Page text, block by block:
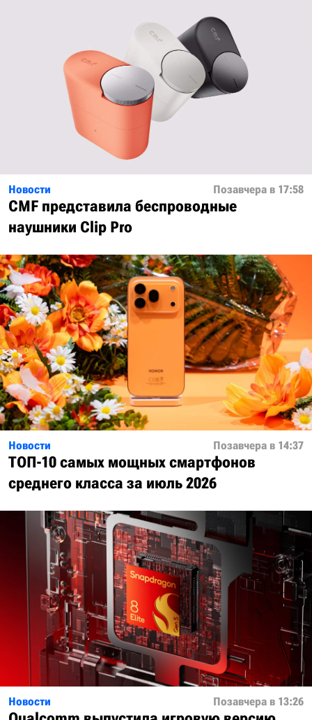
Новости Позавчера в 17:58
CMF представила беспроводные
наушники Clip Pro
Новости Позавчера в 14:37
ТОП-10 самых мощных смартфонов
среднего класса за июль 2026
Новости Позавчера в 13:26